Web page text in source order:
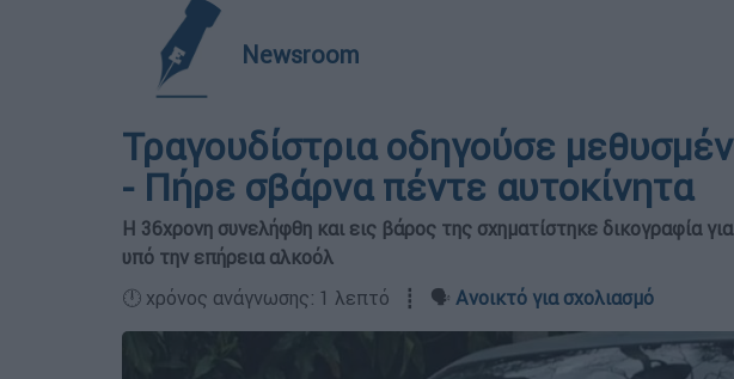
Newsroom
Τραγουδίστρια οδηγούσε
- Πήρε σβάρνα πέντε αυτοκίνητα
Η 36χρονη συνελήφθη και εις βάρος της σχηματίστηκε δικογραφία
υπό την επήρεια αλκοόλ
🕛 χρόνος ανάγνωσης: 1 λεπτό ┋ 🗣️ Ανοικτό για σχολιασμό